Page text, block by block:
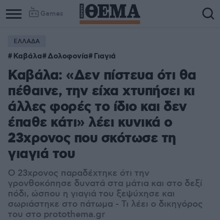
Games
ΕΛΛΑΔΑ
Καβάλα Δολοφονία Γιαγιά
Καβάλα: «Δεν πίστευα ότι θα
πέθαινε, την είχα χτυπήσει κι
άλλες φορές το ίδιο και δεν
έπαθε κάτι» λέει κυνικά ο
23χρονος που σκότωσε τη
γιαγιά του
Ο 23χρονος παραδέχτηκε ότι την
γρονθοκόπησε δυνατά στα μάτια και στο δεξί
πόδι, ώσπου η γιαγιά του ξεψύχησε και
σωριάστηκε στο πάτωμα - Τι λέει ο δικηγόρος
του στο protothema.gr